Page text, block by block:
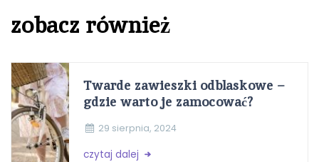
zobacz również
Twarde zawieszki odblaskowe –
gdzie warto je zamocować?
29 sierpnia, 2024
czytaj dalej